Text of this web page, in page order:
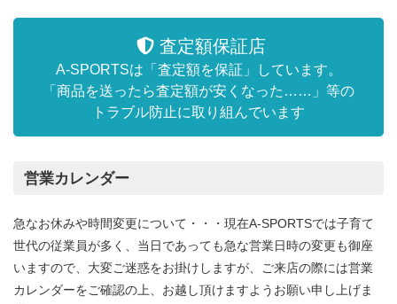
査定額保証店
A-SPORTSは「査定額を保証」しています。
「商品を送ったら査定額が安くなった……」等の
トラブル防止に取り組んでいます
営業カレンダー
急なお休みや時間変更について・・・現在A-SPORTSでは子育て
世代の従業員が多く、当日であっても急な営業日時の変更も御座
いますので、大変ご迷惑をお掛けしますが、ご来店の際には営業
カレンダーをご確認の上、お越し頂けますようお願い申し上げま